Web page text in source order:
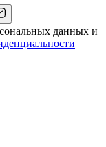
данных и